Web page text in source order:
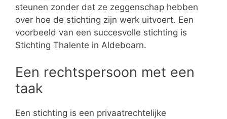
steunen zonder dat ze zeggenschap hebben
over hoe de stichting zijn werk uitvoert. Een
voorbeeld van een succesvolle stichting is
Stichting Thalente in Aldeboarn.
Een rechtspersoon met een
taak
Een stichting is een privaatrechtelijke